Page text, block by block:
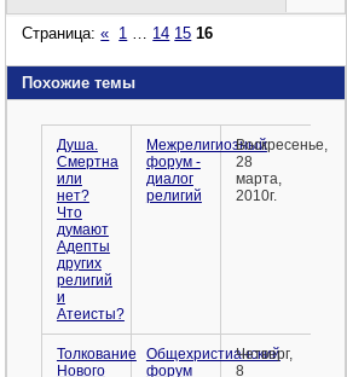
Страница:« 1 14 15 16
Похожие темы
Душа.
Смертна
или
нет?
Что
думают
Адепты
других
религий
и
Атеисты?
Межрелигиозный
форум -
диалог
религий
Воскресенье,
28
марта,
2010г.
Толкование
Нового
Общехристианский
форум
Четверг,
8